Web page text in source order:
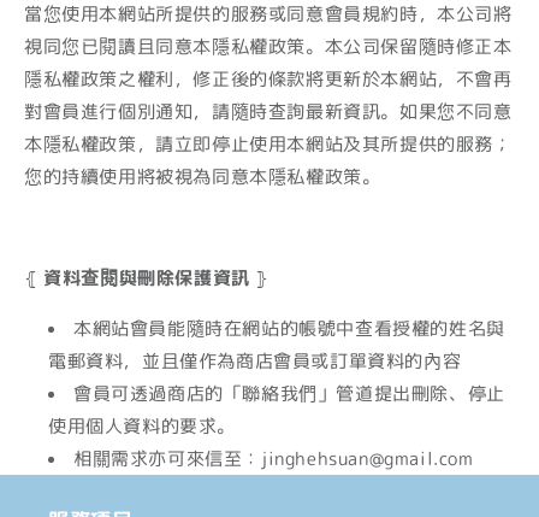
當您使用本網站所提供的服務或同意會員規約時，本公司將
視同您已閱讀且同意本隱私權政策。本公司保留隨時修正本
隱私權政策之權利，修正後的條款將更新於本網站，不會再
對會員進行個別通知，請隨時查詢最新資訊。如果您不同意
本隱私權政策，請立即停止使用本網站及其所提供的服務；
您的持續使用將被視為同意本隱私權政策。
⦃ 資料查閱與刪除保護資訊 ⦄
本網站會員能隨時在網站的帳號中查看授權的姓名與
電郵資料，並且僅作為商店會員或訂單資料的內容
會員可透過商店的「聯絡我們」管道提出刪除、停止
使用個人資料的要求。
相關需求亦可來信至：jinghehsuan@gmail.com